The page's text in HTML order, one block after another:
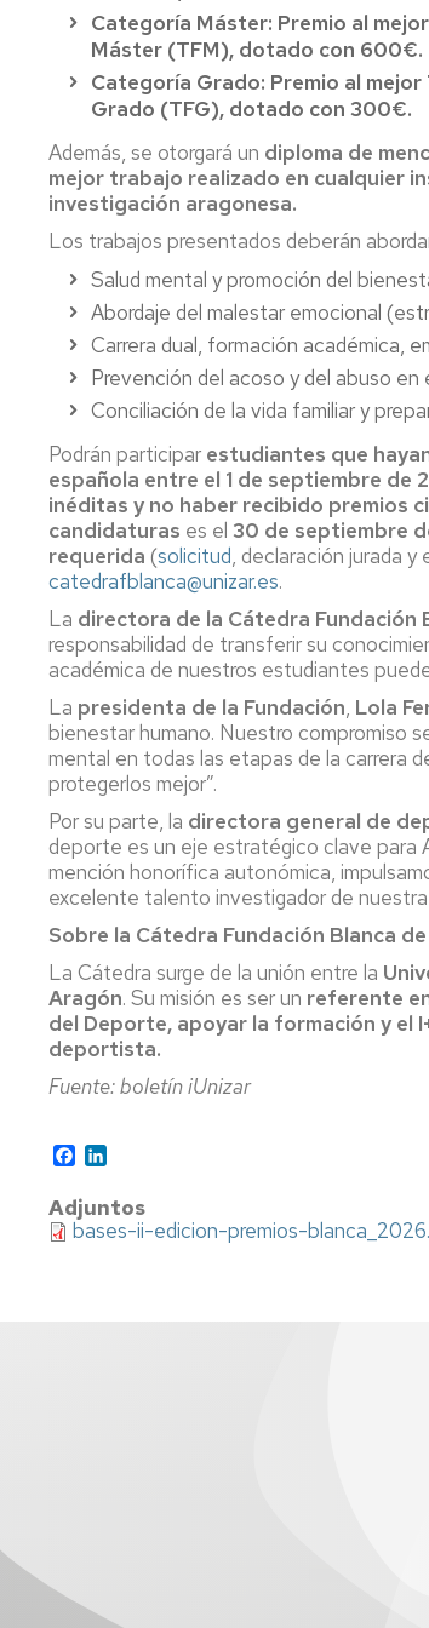
Categoría Máster: Premio al
Máster (TFM), dotado con 600€.
Categoría Grado: Premio al mejor
Grado (TFG), dotado con 300€.
Además, se otorgará un diploma de
mejor trabajo realizado en cualquier
investigación aragonesa.
Los trabajos presentados deberán
Salud mental y promoción del
Abordaje del malestar emocional
Carrera dual, formación académica,
Prevención del acoso y del abuso
Conciliación de la vida familiar y
Podrán participar estudiantes que
española entre el 1 de septiembre de
inéditas y no haber recibido premios
candidaturas es el 30 de septiembre
requerida (solicitud, declaración jurada
catedrafblanca@unizar.es.
La directora de la Cátedra Fundación
responsabilidad de transferir su
académica de nuestros estudiantes
La presidenta de la Fundación, Lola
bienestar humano. Nuestro compromiso
mental en todas las etapas de la carrera
protegerlos mejor”.
Por su parte, la directora general de
deporte es un eje estratégico clave para
mención honorífica autonómica,
excelente talento investigador de nuestra
Sobre la Cátedra Fundación Blanca
La Cátedra surge de la unión entre la
Aragón. Su misión es ser un referente
del Deporte, apoyar la formación y el
deportista.
Fuente: boletín iUnizar
Facebook
Adjuntos
bases-ii-edicion-premios-